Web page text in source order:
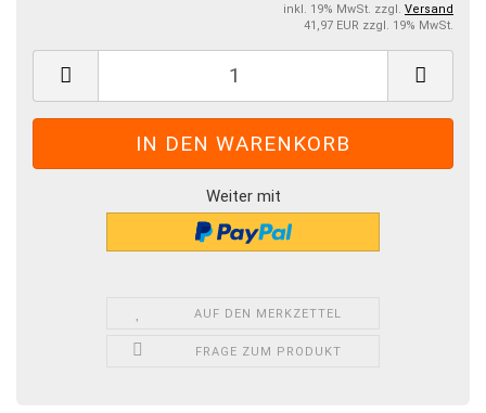
inkl. 19% MwSt. zzgl. Versand
41,97 EUR zzgl. 19% MwSt.
Weiter mit
AUF DEN MERKZETTEL
FRAGE ZUM PRODUKT